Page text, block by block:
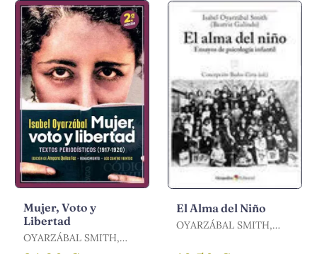
Mujer, Voto y
Libertad
OYARZÁBAL SMITH,
El Alma del Niño
OYARZÁBAL SMITH,